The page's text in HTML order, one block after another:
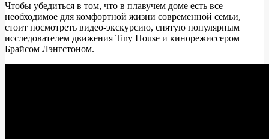
Чтобы убедиться в том, что в плавучем доме есть все
необходимое для комфортной жизни современной семьи,
стоит посмотреть видео-экскурсию, снятую популярным
исследователем движения Tiny House и кинорежиссером
Брайсом Лэнгстоном.